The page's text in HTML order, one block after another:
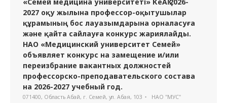
2027 оқу жылына профессор-оқытушылар
құрамының бос лауазымдарына орналасуға
және қайта сайлауға конкурс жариялайды.
НАО «Медицинский университет Семей»
объявляет конкурс на замещение и/или
переизбрание вакантных должностей
профессорско-преподавательского состава
на 2026-2027 учебный год.
071400, Область Абай, г. Семей, ул. Абая, 103 НАО "МУС"